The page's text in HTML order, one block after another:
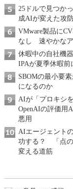
25ドルで見つか
成AIが変えた攻
VMware製品に
なし 速やかな
休暇中の自社機
IPAが夏季休暇前
SBOMの最小要
になるのか
AIが「プロキシ
OpenAIの評価用
悪用
AIエージェント
功する？ 「点の
変える道筋